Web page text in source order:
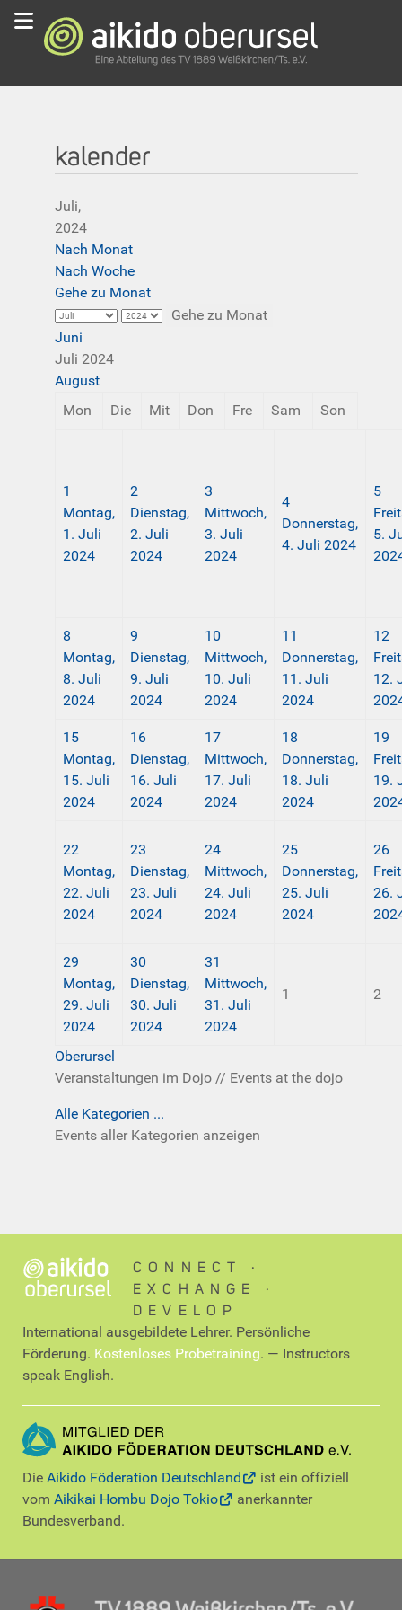
kalender
Juli,
2024
Nach Monat
Nach Woche
Gehe zu Monat
Gehe zu Monat
Juni
Juli 2024
August
Mon
Die Mit Don Fre Sam Son
1
Montag,
1. Juli
2024
2
Dienstag,
2. Juli
2024
3
Mittwoch,
3. Juli
2024
4
Donnerstag,
4. Juli 2024
5
5.
8
Montag,
8. Juli
2024
9
Dienstag,
9. Juli
2024
10
Mittwoch,
10. Juli
2024
11
Donnerstag,
11. Juli
2024
12
12.
15
Montag,
15. Juli
2024
16
Dienstag,
16. Juli
2024
17
Mittwoch,
17. Juli
2024
18
Donnerstag,
18. Juli
2024
19
19.
22
Montag,
22. Juli
2024
23
Dienstag,
23. Juli
2024
24
Mittwoch,
24. Juli
2024
25
Donnerstag,
25. Juli
2024
26
26.
29
Montag,
29. Juli
2024
30
Dienstag,
30. Juli
2024
31
Mittwoch,
31. Juli
2024
1 2
Oberursel
Veranstaltungen im Dojo // Events at the dojo
Alle Kategorien ...
Events aller Kategorien anzeigen
CONNECT ∙
EXCHANGE ∙
DEVELOP
International ausgebildete Lehrer. Persönliche
Förderung. Kostenloses Probetraining. — Instructors
speak English.
Die Aikido Föderation Deutschland
ist ein offiziell
vom Aikikai Hombu Dojo Tokio
anerkannter
Bundesverband.